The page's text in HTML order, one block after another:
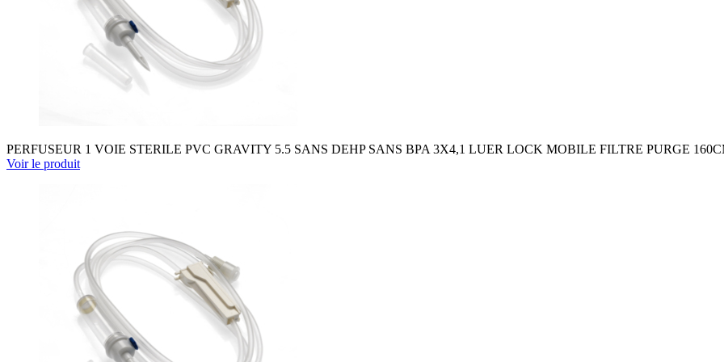
PERFUSEUR 1 VOIE STERILE PVC GRAVITY 5.5 SANS DEHP SANS BPA 3X4,1 LUER LOCK MOBILE FILTRE PURGE
Voir le produit